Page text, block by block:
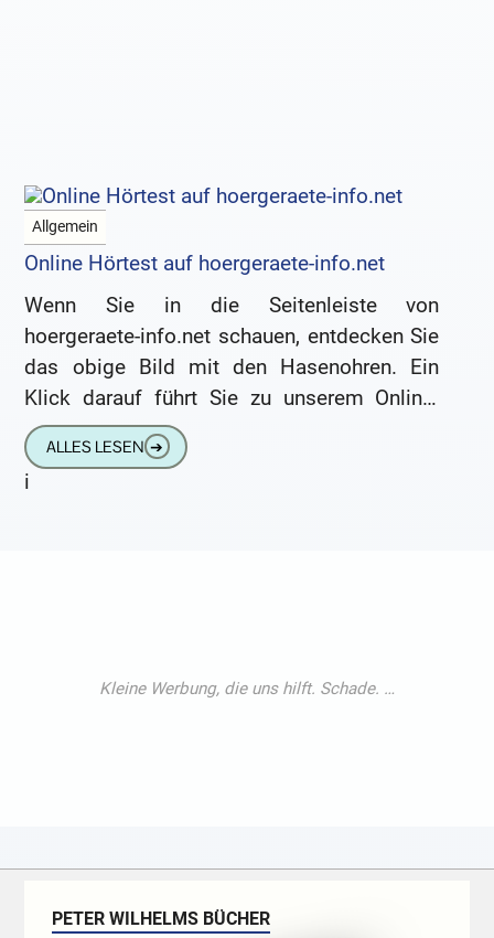
Allgemein
Online Hörtest auf hoergeraete-info.net
Wenn Sie in die Seitenleiste von
hoergeraete-info.net schauen, entdecken Sie
das obige Bild mit den Hasenohren. Ein
Klick darauf führt Sie zu unserem Online-
Hörtest. Dort können Sie in wenigen Minuten
ALLES LESEN ➔
i
PETER WILHELMS BÜCHER